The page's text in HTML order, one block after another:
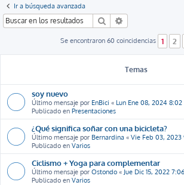
Ir a búsqueda avanzada
Buscar
Se encontraron 60 coincidencias 1 2
Temas
soy nuevo
Último mensaje por EnBici « Lun Ene 08, 2024
Publicado en Presentaciones
¿Qué significa soñar con una bicicleta?
Último mensaje por Bernardina « Vie Feb 03, 2023
Publicado en Varios
Ciclismo + Yoga para complementar
Último mensaje por Ostondo « Jue Dic 15, 2022
Publicado en Varios